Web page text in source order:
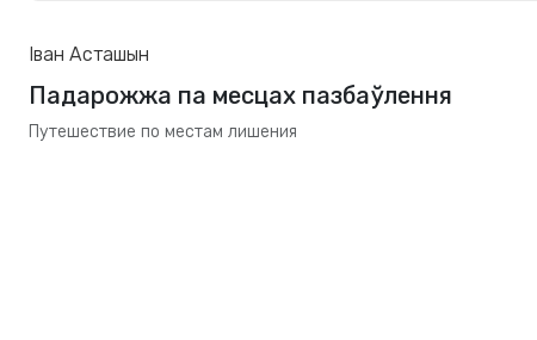
Іван Асташын
Падарожжа па месцах пазбаўлення
Путешествие по местам лишения